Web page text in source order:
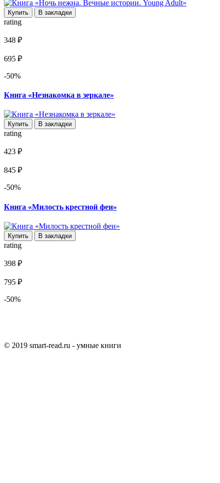
Купить В закладки
rating
348 ₽
695 ₽
-50%
Книга «Незнакомка в зеркале»
Купить В закладки
rating
423 ₽
845 ₽
-50%
Книга «Милость крестной феи»
Купить В закладки
rating
398 ₽
795 ₽
-50%
© 2019 smart-read.ru - умные книги